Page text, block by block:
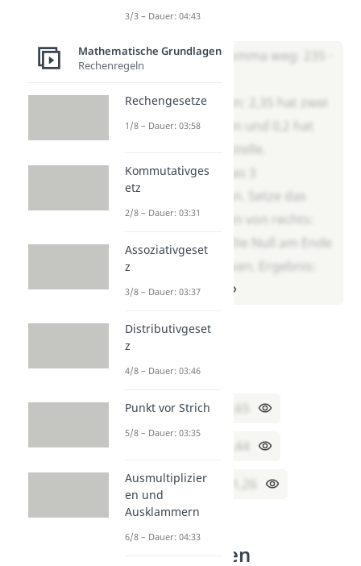
Lösung:
Lass zuerst das Komma weg: 235 ·
Nachkommastellen: 2,35 hat zwei
Nachkommastellen und 0,2 hat
eine Nachkommastelle.
Zusammen sind das 3
Nachkommastellen. Setze das
Komma drei Stellen von rechts:
2,35 · 0,2 = 0,470. Die Null am Ende
kannst du weglassen. Ergebnis:
2,35 · 0,2 = 0,47
Aufgabe 3
Berechne selbst:
1,3 · 0,5 = ___
1,44
3,15 · 0,4 = ___
Dezimalzahlen
3/3 – Dauer: 04:43
Mathematische Grundlagen
Rechenregeln
Rechengesetze
1/8 – Dauer: 03:58
Kommutativges
etz
2/8 – Dauer: 03:31
Assoziativgeset
z
3/8 – Dauer: 03:37
Distributivgeset
z
4/8 – Dauer: 03:46
Punkt vor Strich
5/8 – Dauer: 03:35
Ausmultiplizier
en und
Ausklammern
6/8 – Dauer: 04:33